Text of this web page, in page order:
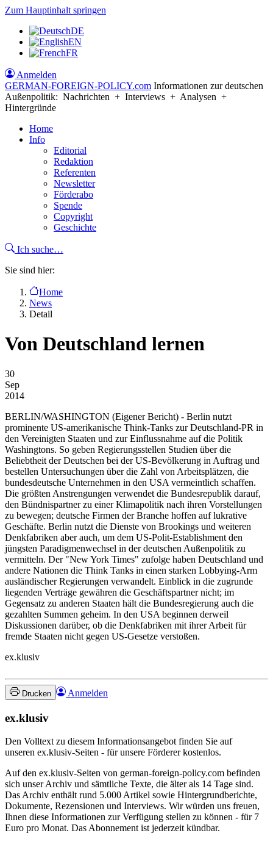
Zum Hauptinhalt springen
DE
EN
FR
Anmelden
GERMAN-FOREIGN-POLICY.com Informationen zur deutschen
Außenpolitik: Nachrichten + Interviews + Analysen +
Hintergründe
Home
Info
Editorial
Redaktion
Referenten
Newsletter
Förderabo
Spende
Copyright
Geschichte
Ich suche…
Sie sind hier:
Home
News
Detail
Von Deutschland lernen
30
Sep
2014
BERLIN/WASHINGTON (Eigener Bericht) - Berlin nutzt
prominente US-amerikanische Think-Tanks zur Deutschland-PR in
den Vereinigten Staaten und zur Einflussnahme auf die Politik
Washingtons. So geben Regierungsstellen Studien über die
Beliebtheit der Deutschen bei der US-Bevölkerung in Auftrag und
bestellen Untersuchungen über die Zahl von Arbeitsplätzen, die
bundesdeutsche Unternehmen in den USA vermeintlich schaffen.
Die größten Anstrengungen verwendet die Bundesrepublik darauf,
den Bündnispartner zu einer Klimapolitik nach ihren Vorstellungen
zu bewegen; deutsche Firmen der Branche hoffen auf lukrative
Geschäfte. Berlin nutzt die Dienste von Brookings und weiteren
Denkfabriken aber auch, um dem US-Polit-Establishment den
jüngsten Paradigmenwechsel in der deutschen Außenpolitik zu
vermitteln. Der "New York Times" zufolge haben Deutschland und
andere Nationen die Think Tanks in einen starken Lobbying-Arm
ausländischer Regierungen verwandelt. Einblick in die zugrunde
liegenden Verträge gewähren die Geschäftspartner nicht; im
Gegensatz zu anderen Staaten hält die Bundesregierung auch die
gezahlten Summen geheim. In den USA beginnen derweil
Diskussionen darüber, ob die Denkfabriken mit ihrer Arbeit für
fremde Staaten nicht gegen US-Gesetze verstoßen.
ex.klusiv
Drucken Anmelden
ex.klusiv
Den Volltext zu diesem Informationsangebot finden Sie auf
unseren ex.klusiv-Seiten - für unsere Förderer kostenlos.
Auf den ex.klusiv-Seiten von german-foreign-policy.com befinden
sich unser Archiv und sämtliche Texte, die älter als 14 Tage sind.
Das Archiv enthält rund 5.000 Artikel sowie Hintergrundberichte,
Dokumente, Rezensionen und Interviews. Wir würden uns freuen,
Ihnen diese Informationen zur Verfügung stellen zu können - für 7
Euro pro Monat. Das Abonnement ist jederzeit kündbar.